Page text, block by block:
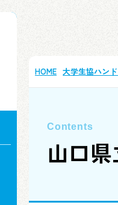
HOME 大学生協ハン
山口